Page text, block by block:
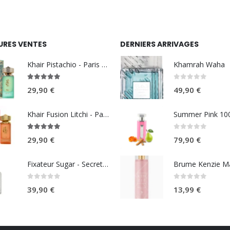
VENTES
Khair Pistachio - Paris Corner
29,90 €
Khair Fusion Litchi - Paris Corner
29,90 €
Fixateur Sugar - Secret Musc 30ml
39,90 €
DERNIERS ARRIVAGES
Khamrah Waha
49,90 €
79,90 €
13,99 €